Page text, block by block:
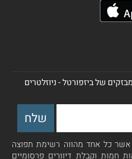
של ביזפורטל - ניוזלטרים
אשר כל אחד מהווה רשימת תפוצה
חמות וקבלת דיוורים פרסומיים